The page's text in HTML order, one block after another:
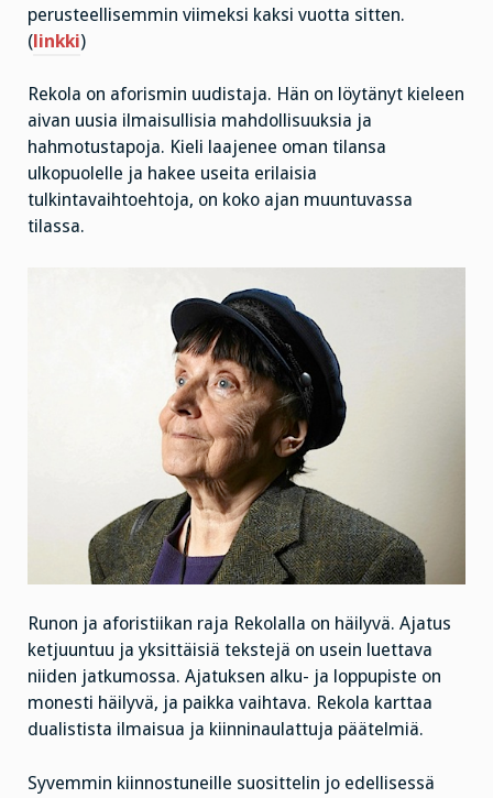
perusteellisemmin viimeksi kaksi vuotta sitten.
(linkki)
Rekola on aforismin uudistaja. Hän on löytänyt kieleen
aivan uusia ilmaisullisia mahdollisuuksia ja
hahmotustapoja. Kieli laajenee oman tilansa
ulkopuolelle ja hakee useita erilaisia
tulkintavaihtoehtoja, on koko ajan muuntuvassa
tilassa.
Runon ja aforistiikan raja Rekolalla on häilyvä. Ajatus
ketjuuntuu ja yksittäisiä tekstejä on usein luettava
niiden jatkumossa. Ajatuksen alku- ja loppupiste on
monesti häilyvä, ja paikka vaihtava. Rekola karttaa
dualistista ilmaisua ja kiinninaulattuja päätelmiä.
Syvemmin kiinnostuneille suosittelin jo edellisessä